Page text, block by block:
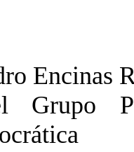
Encinas
Grupo